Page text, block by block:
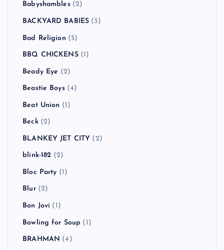
Babyshambles(2)
BACKYARD BABIES (3)
Bad Religion (5)
BBQ CHICKENS(1)
Beady Eye (2)
Beastie Boys(4)
Beat Union (1)
Beck(2)
BLANKEY JET CITY (2)
blink-182 (2)
Bloc Party (1)
Blur(2)
Bon Jovi (1)
Bowling for Soup (1)
BRAHMAN (4)